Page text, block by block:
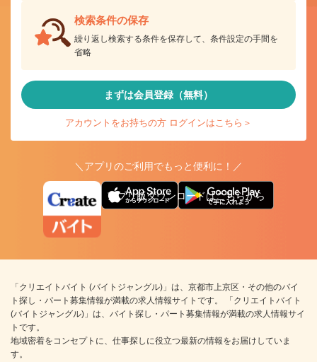
検索条件の保存
繰り返し検索する条件を保存して、条件設定の手間を
省略
まずは会員登録（無料）
アカウントをお持ちの方 ログインはこちら＞
＼アプリのご利用でもっと便利に！／
アプリ版ダウンロードはこちらから
「クリエイトバイト (バイトジャングル)」は、京都市上京区・その他のバイ
ト探し・パート募集情報が満載の求人情報サイトです。 「クリエイトバイト
(バイトジャングル)」は、バイト探し・パート募集情報が満載の求人情報サイ
トです。
地域密着をコンセプトに、仕事探しに役立つ最新の情報をお届けしていま
す。